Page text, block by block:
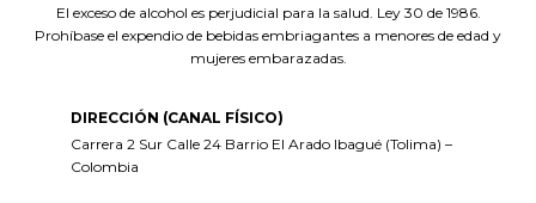
El exceso de alcohol es perjudicial para la salud. Ley 30 de 1986.
Prohíbase el expendio de bebidas embriagantes a menores de edad y
mujeres embarazadas.
DIRECCIÓN (CANAL FÍSICO)
Carrera 2 Sur Calle 24 Barrio El Arado Ibagué (Tolima) –
Colombia